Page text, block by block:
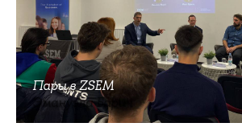
Пары в ZSEM
Эмануэла Барич